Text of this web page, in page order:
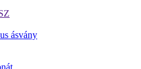
ásvány